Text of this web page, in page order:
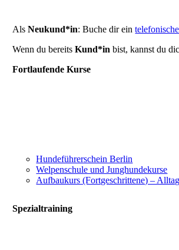
AlsNeukund*in: Buche dir ein
Wenn du bereitsKund*in bist, kannst du
Fortlaufende Kurse
Hundeführerschein Berlin
Welpenschule und Junghundekurse
Aufbaukurs (Fortgeschrittene) –
Spezialtraining